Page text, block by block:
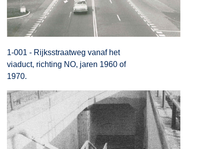
1-001 - Rijksstraatweg vanaf het
viaduct, richting NO, jaren 1960 of
1970.